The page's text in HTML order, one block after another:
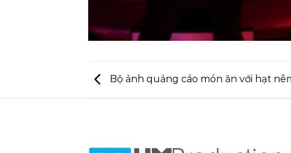
Bộ ảnh quảng cáo món ăn với hạt